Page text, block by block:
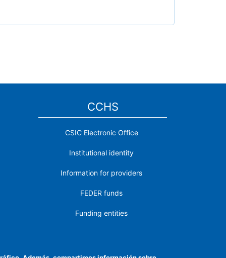
CCHS
CSIC Electronic Office
Institutional identity
Information for providers
FEDER funds
Funding entities
Location